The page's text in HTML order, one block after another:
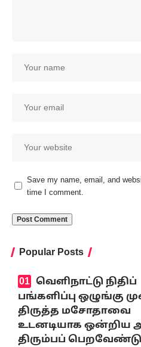
Save my name, email, and
time I comment.
Popular Posts
வெளிநாட்டு நிதிப்
பங்களிப்பு ஒழுங்கு
திருத்த மசோதாவை
உடனடியாக ஒன்றிய
திரும்பப்